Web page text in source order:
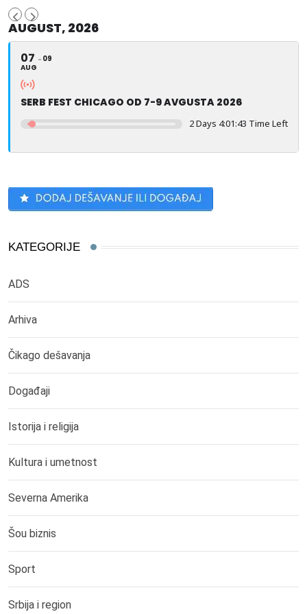
AUGUST, 2026
07
AUG
09
SERB FEST CHICAGO OD 7-9 AVGUSTA 2026
2 Days 4:01:42 Time Left
KATEGORIJE
ADS
Arhiva
Čikago dešavanja
Događaji
Istorija i religija
Kultura i umetnost
Severna Amerika
Šou biznis
Sport
Srbija i region